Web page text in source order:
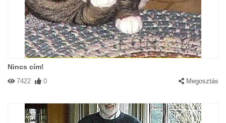
Nincs cím!
7422 0 Megosztás